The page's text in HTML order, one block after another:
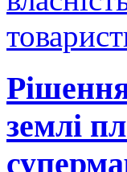
землі